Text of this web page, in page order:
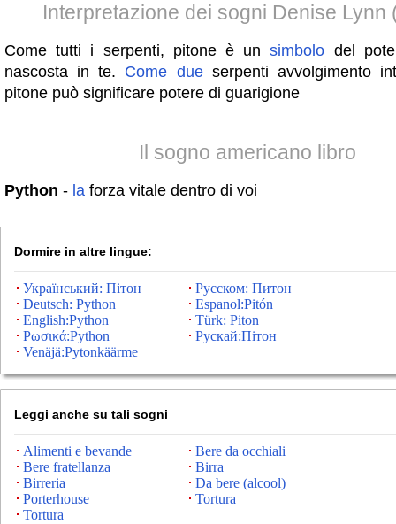
Interpretazione dei sogni Denise Lynn
Come tutti i serpenti, pitone è unsimbolo del
nascosta in te. Come dueserpenti avvolgimento
pitone può significare potere di guarigione
Il sogno americano libro
Python - la forza vitale dentro di voi
Dormire in altre lingue:
Український: Пітон
Русском: Питон
Deutsch: Python
Espanol:Pitón
English:Python
Türk: Piton
Ρωσικά:Python
Рускай:Пітон
Venäjä:Pytonkäärme
Leggi anche su tali sogni
Alimenti e bevande
Bere da occhiali
Bere fratellanza
Birra
Birreria
Da bere (alcool)
Porterhouse
Tortura
Tortura